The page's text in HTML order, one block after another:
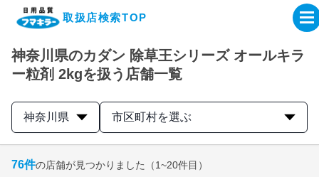
取扱店検索TOP
企業・IR情報サイト
製品情報サイト
神奈川県のカダン 除草王シリーズ オールキラ
ー粒剤 2kgを扱う店舗一覧
神奈川県 市区町村を選ぶ
76件の店舗が見つかりました （1~20件目）